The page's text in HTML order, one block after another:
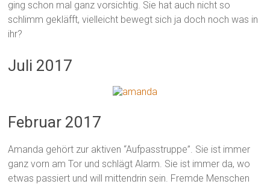
ging schon mal ganz vorsichtig. Sie hat auch nicht so
schlimm gekläfft, vielleicht bewegt sich ja doch noch was in
ihr?
Juli 2017
Februar 2017
Amanda gehört zur aktiven “Aufpasstruppe”. Sie ist immer
ganz vorn am Tor und schlägt Alarm. Sie ist immer da, wo
etwas passiert und will mittendrin sein. Fremde Menschen